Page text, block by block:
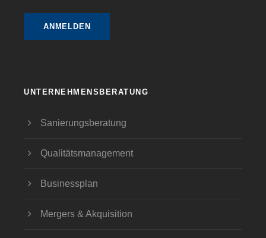
UNTERNEHMENSBERATUNG
Sanierungsberatung
Qualitätsmanagement
Businessplan
Mergers & Akquisition